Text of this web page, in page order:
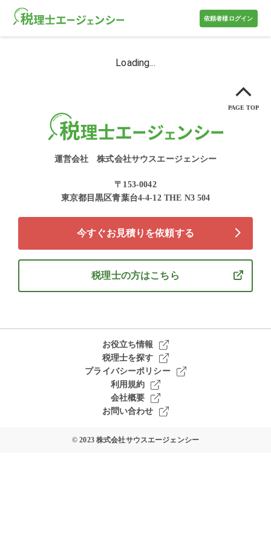
依頼者様ログイン
Loading...
PAGE TOP
運営会社 株式会社サウスエージェンシー
〒153-0042
東京都目黒区青葉台4-4-12 THE N3 504
今すぐお見積りを依頼する
税理士の方はこちら
お役立ち情報
税理士を探す
プライバシーポリシー
利用規約
会社概要
お問い合わせ
© 2023 株式会社サウスエージェンシー